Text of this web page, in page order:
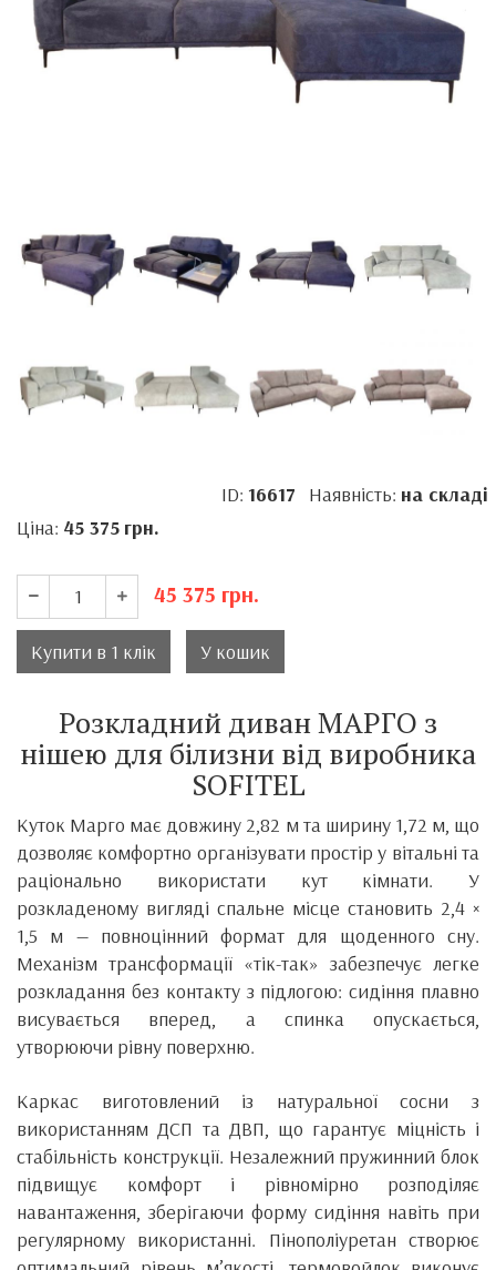
ID: 16617 Наявність: на складі
Ціна: 45 375 грн.
45 375 грн.
Купити в 1 клік У кошик
Розкладний диван МАРГО з
нішею для білизни від виробника
SOFITEL
Куток Марго має довжину 2,82 м та ширину 1,72 м, що
дозволяє комфортно організувати простір у вітальні та
раціонально використати кут кімнати. У
розкладеному вигляді спальне місце становить 2,4 ×
1,5 м — повноцінний формат для щоденного сну.
Механізм трансформації «тік-так» забезпечує легке
розкладання без контакту з підлогою: сидіння плавно
висувається вперед, а спинка опускається,
утворюючи рівну поверхню.
Каркас виготовлений із натуральної сосни з
використанням ДСП та ДВП, що гарантує міцність і
стабільність конструкції. Незалежний пружинний блок
підвищує комфорт і рівномірно розподіляє
навантаження, зберігаючи форму сидіння навіть при
регулярному використанні. Пінополіуретан створює